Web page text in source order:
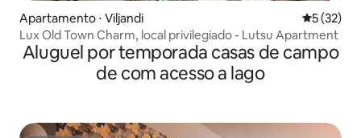
Apartamento ⋅ Viljandi 5 de uma
5 (32)
Lux Old Town Charm, local privilegiado - Lutsu Apartment
Aluguel por temporada casas de campo
de com acesso a lago